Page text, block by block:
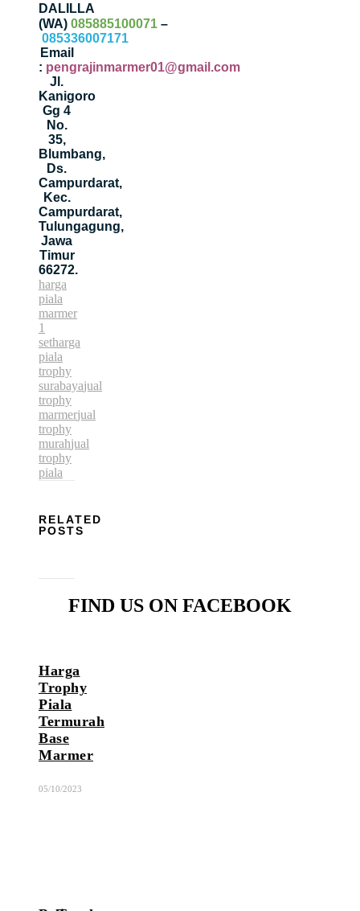
DALILLA
(WA) 085885100071 –
085336007171
Email
: pengrajinmarmer01@gmail.com
Jl.
Kanigoro
Gg 4
No.
35,
Blumbang,
Ds.
Campurdarat,
Kec.
Campurdarat,
Tulungagung,
Jawa
Timur
66272.
harga
piala
marmer
1
setharga
piala
trophy
surabayajual
trophy
marmerjual
trophy
murahjual
trophy
piala
RELATED
POSTS
Harga
Trophy
Piala
Termurah
Base
Marmer
05/10/2023
FIND US ON FACEBOOK